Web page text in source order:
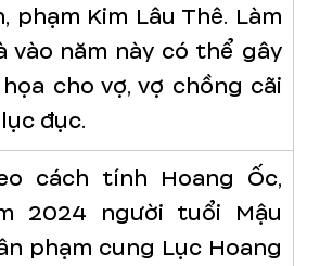
phạm Kim Lâu Thê. Làm
vào năm này có thể gây
cho vợ, vợ chồng cãi
đục.
cách tính Hoang Ốc,
2024 người tuổi Mậu
phạm cung Lục Hoang